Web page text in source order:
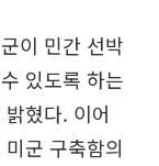
이 민간 선박
있도록 하는
혔다. 이어
군 구축함의